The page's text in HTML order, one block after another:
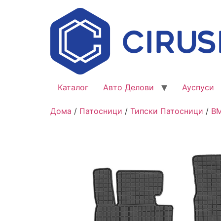
Каталог Авто Делови Ауспуси
Дома / Патосници / Типски Патосници /